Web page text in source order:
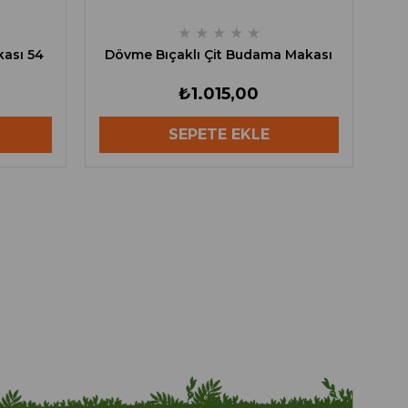
54
★ ★ ★ ★ ★
Dövme Bıçaklı Çit Budama Makası
₺1.015,00
SEPETE EKLE